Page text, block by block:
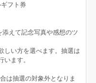
フト券
えて記念写真や感想のツ
しい方を選べます。抽選は
ます。
は抽選の対象外となりま